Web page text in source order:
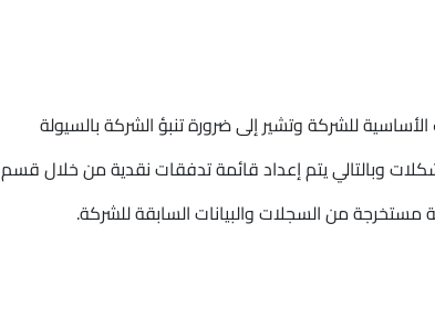
للشركة وتشير إلى ضرورة تنبؤ الشركة بالسيولة
وبالتالي يتم إعداد قائمة تدفقات نقدية من خلال قسم
من السجلات والبيانات السابقة للشركة.